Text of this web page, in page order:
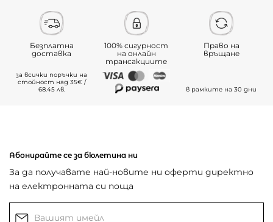
Безплатна
доставка
за всички поръчки на
стойност над 35€ /
68.45 лв.
100% сигурност
на онлайн
трансакциите
Право на
връщане
в рамките на 30 дни
Абонирайте се за бюлетина ни
За да получавате най-новите ни оферти директно
на електронната си поща